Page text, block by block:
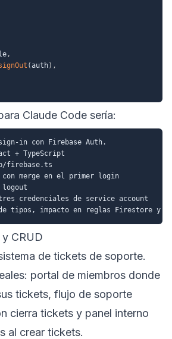
,
(auth) ,
Claude Code sería:
sign-in con Firebase Auth.
+ TypeScript
firebase.ts
merge en el primer login
logout
credenciales de service account
CRUD
de tickets de soporte.
portal de miembros donde
tickets, flujo de soporte
cierra tickets y panel interno
al crear tickets.